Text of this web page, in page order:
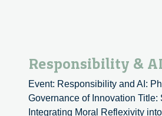
Responsibility &
Event: Responsibility and AI:
Governance of Innovation Title:
Integrating Moral Reflexivity